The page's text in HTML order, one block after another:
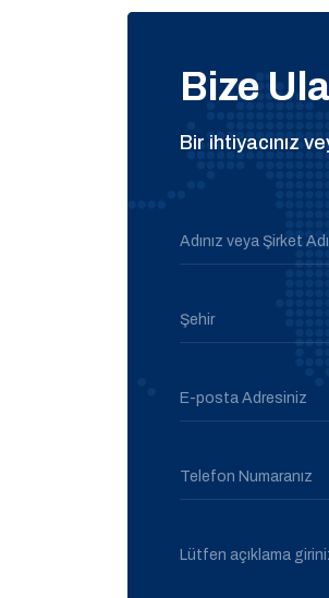
Bize
Bir ihtiyacınız
Adınız veya Şirket Adı
Şehir
E-posta Adresiniz
Telefon Numaranız
Lütfen açıklama